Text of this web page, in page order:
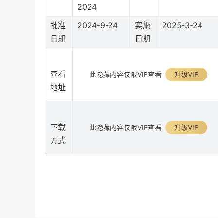
2024
批准
日期
2024-9-24
实施
日期
2025-3-24
查看
地址
此隐藏内容仅限VIP查看 升级VIP
下载
方式
此隐藏内容仅限VIP查看 升级VIP